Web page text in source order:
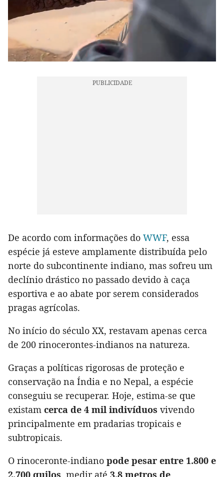
De acordo com informações do WWF, essa
espécie já esteve amplamente distribuída pelo
norte do subcontinente indiano, mas sofreu um
declínio drástico no passado devido à caça
esportiva e ao abate por serem considerados
pragas agrícolas.
No início do século XX, restavam apenas cerca
de 200 rinocerontes-indianos na natureza.
Graças a políticas rigorosas de proteção e
conservação na Índia e no Nepal, a espécie
conseguiu se recuperar. Hoje, estima-se que
existam cerca de 4 mil indivíduos vivendo
principalmente em pradarias tropicais e
subtropicais.
O rinoceronte-indiano pode pesar entre 1.800 e
2.700 quilos , medir até 3,8 metros de